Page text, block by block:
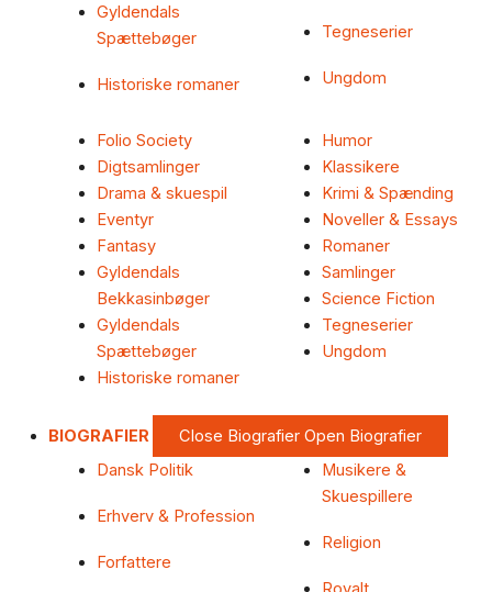
Gyldendals
Spættebøger
Historiske romaner
Tegneserier
Ungdom
Folio Society
Digtsamlinger
Drama & skuespil
Eventyr
Fantasy
Gyldendals
Bekkasinbøger
Gyldendals
Spættebøger
Historiske romaner
Humor
Klassikere
Krimi & Spænding
Noveller & Essays
Romaner
Samlinger
Science Fiction
Tegneserier
Ungdom
BIOGRAFIER Close Biografier Open Biografier
Dansk Politik
Erhverv & Profession
Forfattere
Musikere &
Skuespillere
Religion